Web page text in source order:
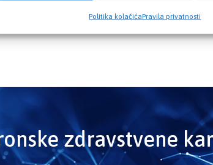
Politika kolačićaPravila privatnosti
zdravstvene